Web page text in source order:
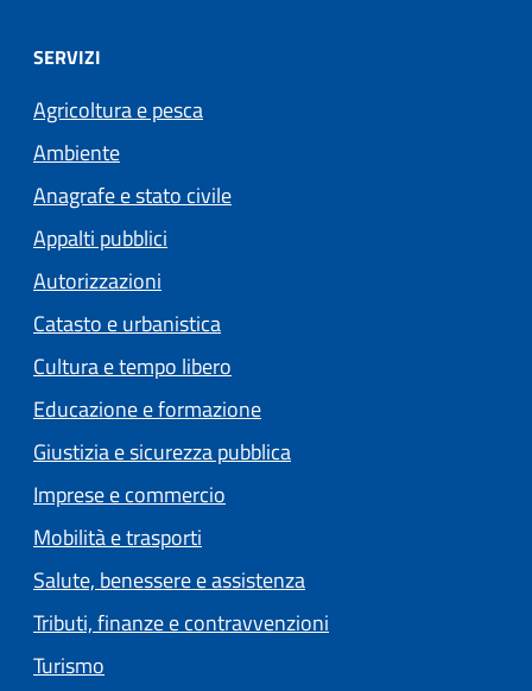
SERVIZI
Agricoltura e pesca
Ambiente
Anagrafe e stato civile
Appalti pubblici
Autorizzazioni
Catasto e urbanistica
Cultura e tempo libero
Educazione e formazione
Giustizia e sicurezza pubblica
Imprese e commercio
Mobilità e trasporti
Salute, benessere e assistenza
Tributi, finanze e contravvenzioni
Turismo